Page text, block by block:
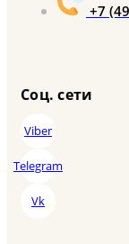
+7
Соц. сети
Viber
Telegram
Vk